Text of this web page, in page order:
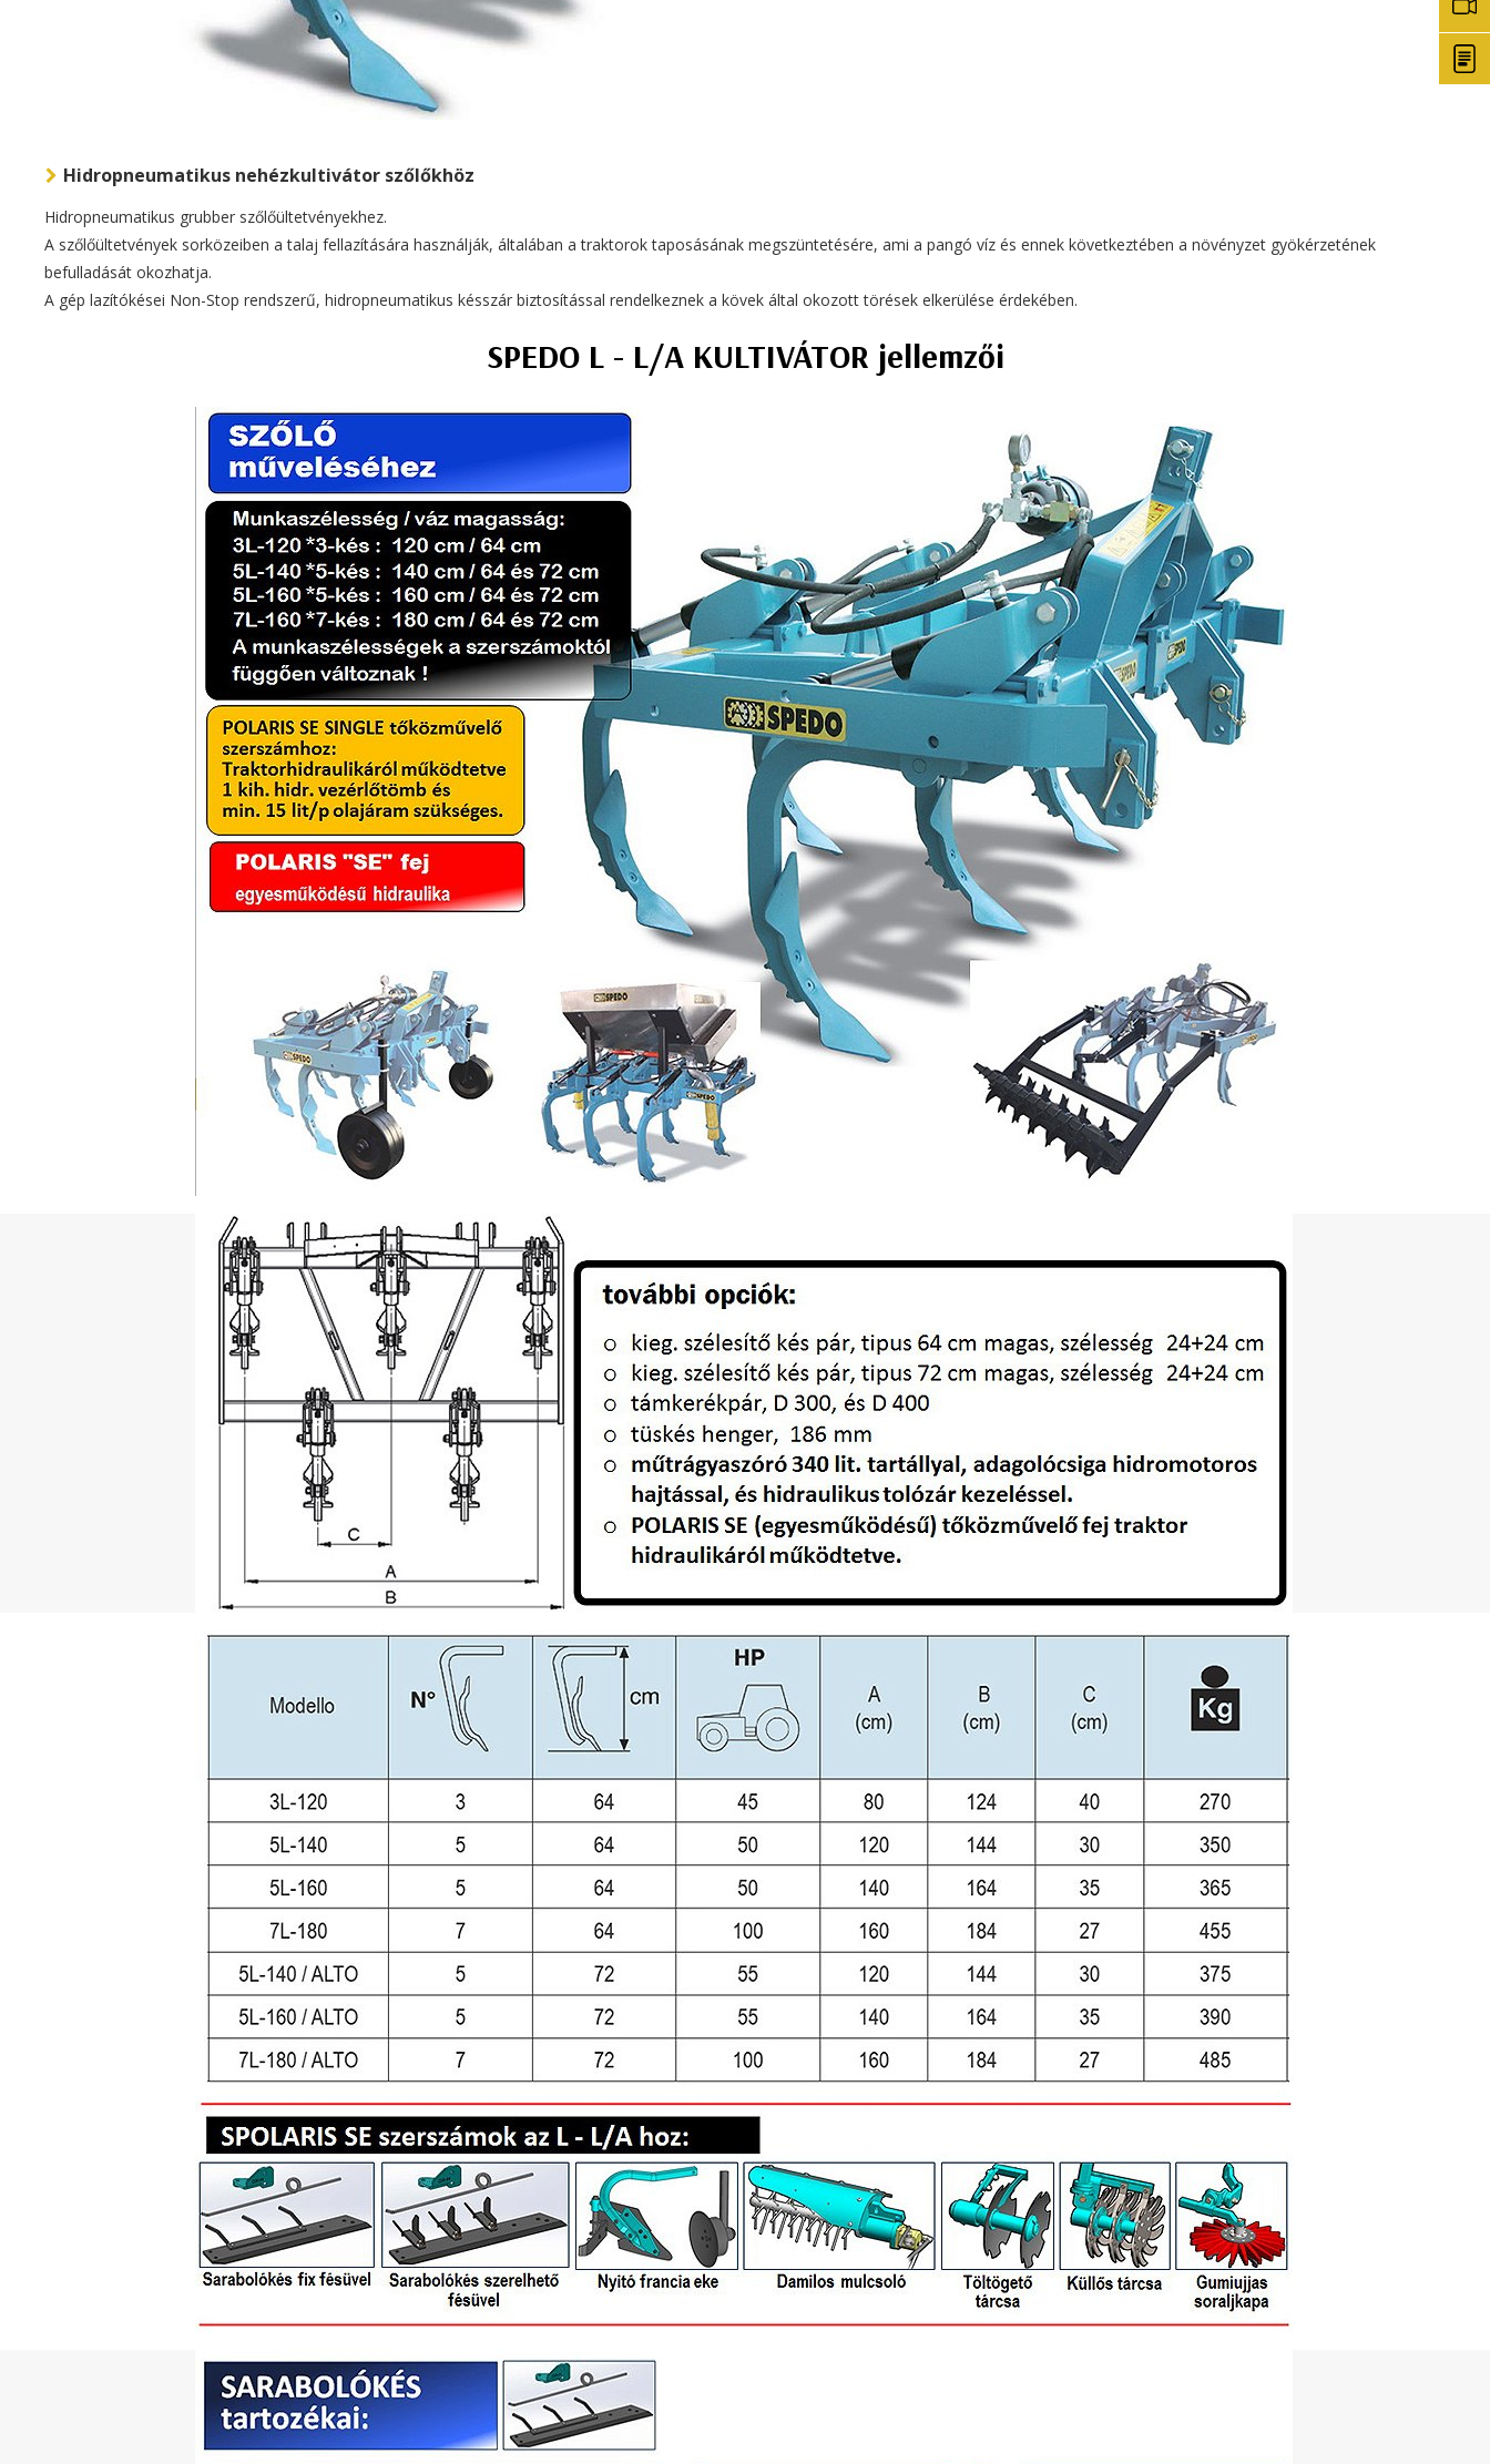
Hidropneumatikus nehézkultivátor szőlőkhöz
Hidropneumatikus grubber szőlőültetvényekhez.
A szőlőültetvények sorközeiben a talaj fellazítására használják, általában a traktorok taposásának megszüntetésére, ami a pangó víz és ennek következtében a növényzet gyökérzetének
befulladását okozhatja.
A gép lazítókései Non-Stop rendszerű, hidropneumatikus késszár biztosítással rendelkeznek a kövek által okozott törések elkerülése érdekében.
SPEDO L - L/A KULTIVÁTOR jellemzői